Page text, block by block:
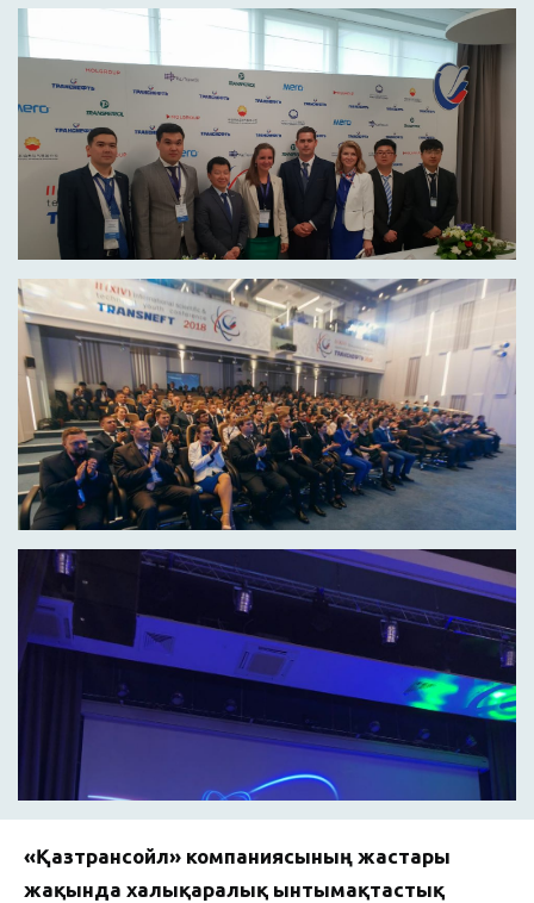
«Қазтрансойл» компаниясының жастары
жақында халықаралық ынтымақтастық